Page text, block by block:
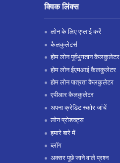
क्विक लिंक्स
लोन के लिए एप्लाई करें
कैलकुलेटर्स
होम लोन पूर्वभुगतान कैलकुलेटर
होम लोन ईएमआई कैलकुलेटर
होम लोन पात्रता कैलकुलेटर
एपीआर कैलकुलेटर
अपना क्रेडिट स्कोर जांचें
लोन प्रोडक्ट्स
हमारे बारे में
ब्लॉग
अक्सर पूछे जाने वाले प्रश्न